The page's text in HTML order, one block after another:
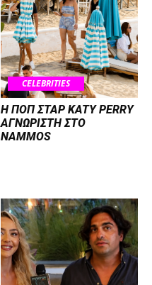
CELEBRITIES
H ΠΟΠ ΣΤΑΡ KATY PERRY
ΑΓΝΩΡΙΣΤΗ ΣΤΟ
NAMMOS